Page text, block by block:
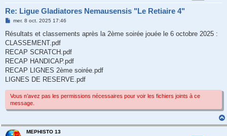
Re: Ligue Gladiatores Nemausensis "Le Retiaire 4"
M
s
a
g
mer. 8 oct. 2025 17:46
Résultats et classements après la 2ème soirée jouée le 6 octobre 2025 :
CLASSEMENT.pdf
RECAP SCRATCH.pdf
RECAP HANDICAP.pdf
RECAP LIGNES 2ème soirée.pdf
LIGNES DE RESERVE.pdf
Vous n’avez pas les permissions nécessaires pour voir les fichiers joints à ce
message.
MEPHISTO 13